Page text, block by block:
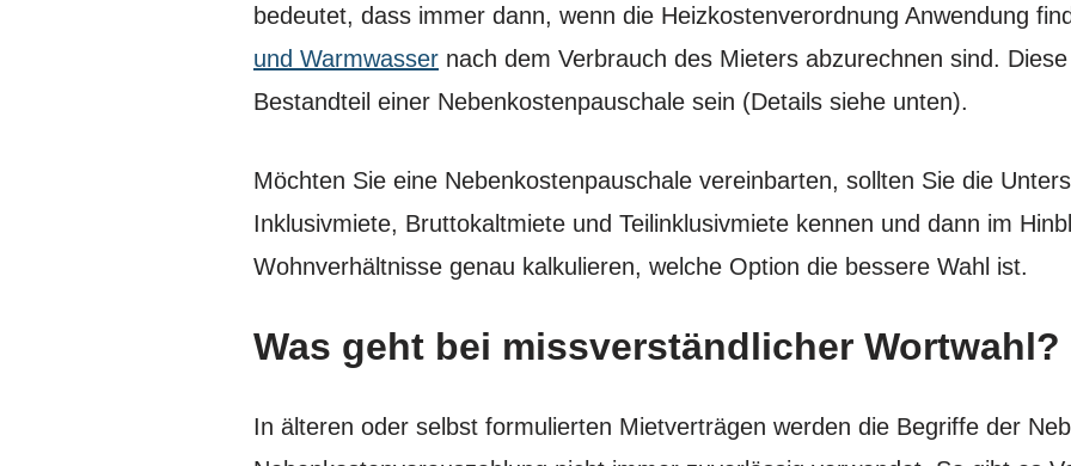
bedeutet, dass immer dann, wenn die Heizkostenverordnung Anwendung
und Warmwasser nach dem Verbrauch des Mieters abzurechnen sind.
Bestandteil einer Nebenkostenpauschale sein (Details siehe unten).
Möchten Sie eine Nebenkostenpauschale vereinbarten, sollten Sie die
Inklusivmiete, Bruttokaltmiete und Teilinklusivmiete kennen und dann im
Wohnverhältnisse genau kalkulieren, welche Option die bessere Wahl ist.
Was geht bei missverständlicher Wortwahl?
In älteren oder selbst formulierten Mietverträgen werden die Begriffe der